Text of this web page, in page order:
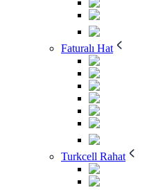
Faturalı Hat
Turkcell Rahat